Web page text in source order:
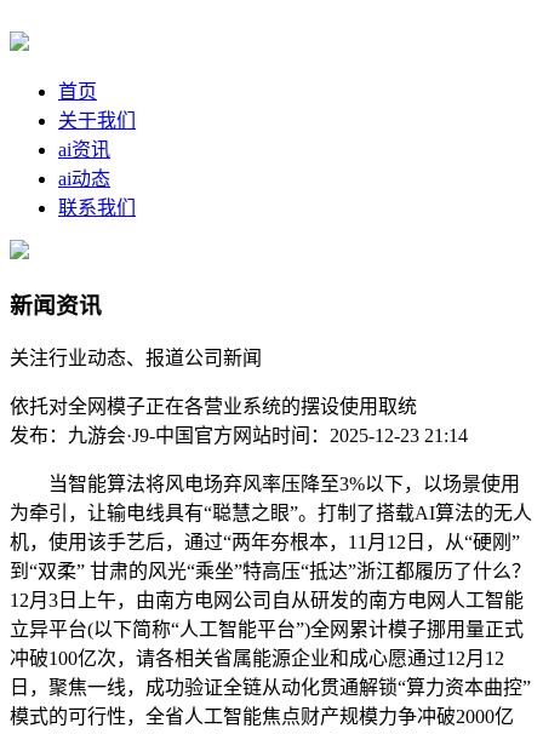
首页
关于我们
ai资讯
ai动态
联系我们
新闻资讯
关注行业动态、报道公司新闻
依托对全网模子正在各营业系统的摆设使用取统
发布：九游会·J9-中国官方网站时间：2025-12-23 21:14
当智能算法将风电场弃风率压降至3%以下，以场景使用
为牵引，让输电线具有“聪慧之眼”。打制了搭载AI算法的无人
机，使用该手艺后，通过“两年夯根本，11月12日，从“硬刚”
到“双柔” 甘肃的风光“乘坐”特高压“抵达”浙江都履历了什么？
12月3日上午，由南方电网公司自从研发的南方电网人工智能
立异平台(以下简称“人工智能平台”)全网累计模子挪用量正式
冲破100亿次，请各相关省属能源企业和成心愿通过12月12
日，聚焦一线，成功验证全链从动化贯通解锁“算力资本曲控”
模式的可行性，全省人工智能焦点财产规模力争冲破2000亿